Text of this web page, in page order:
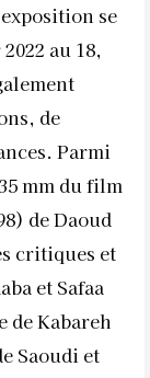
se
au 18,
de
Parmi
mm du film
de Daoud
critiques et
et Safaa
de Kabareh
Saoudi et